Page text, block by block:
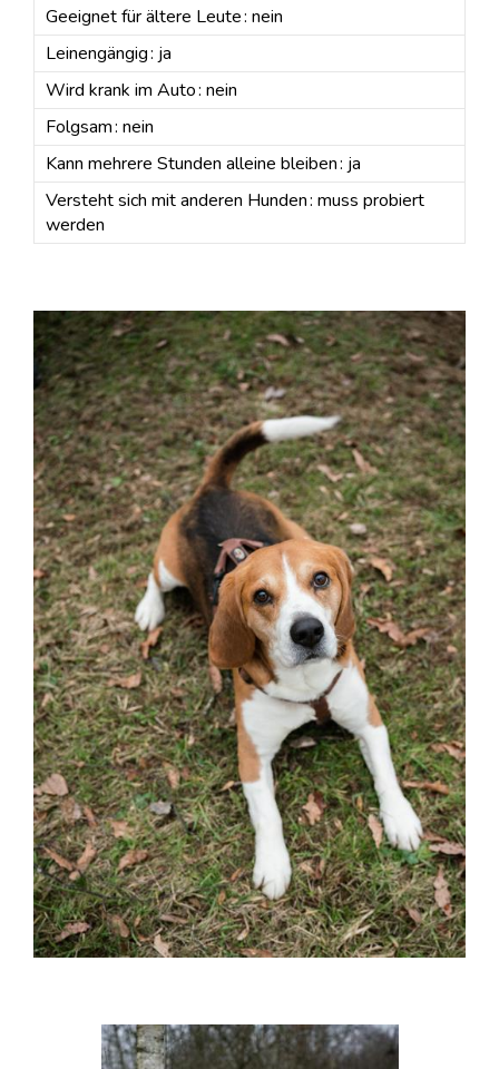
Geeignet für ältere Leute : nein
Leinengängig : ja
Wird krank im Auto : nein
Folgsam : nein
Kann mehrere Stunden alleine bleiben : ja
Versteht sich mit anderen Hunden : muss probiert
werden